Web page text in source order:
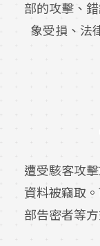
部的攻擊、
象受損、法
遭受駭客攻
資料被竊取
部告密者等